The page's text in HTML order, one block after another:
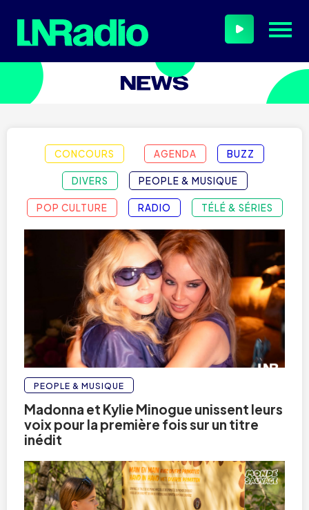
CONCOURS AGENDA BUZZ
DIVERS PEOPLE & MUSIQUE
POP CULTURE RADIO TÉLÉ & SÉRIES
PEOPLE & MUSIQUE
Madonna et Kylie Minogue unissent leurs
voix pour la première fois sur un titre
inédit